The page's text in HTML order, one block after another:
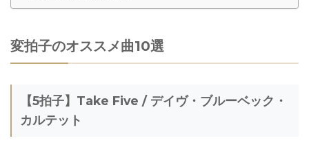
変拍子のオススメ曲10選
【5拍子】Take Five / デイヴ・ブルーベック・
カルテット